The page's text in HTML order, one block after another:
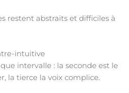
restent abstraits et difficiles à
intuitive
intervalle : la seconde est le
la tierce la voix complice.